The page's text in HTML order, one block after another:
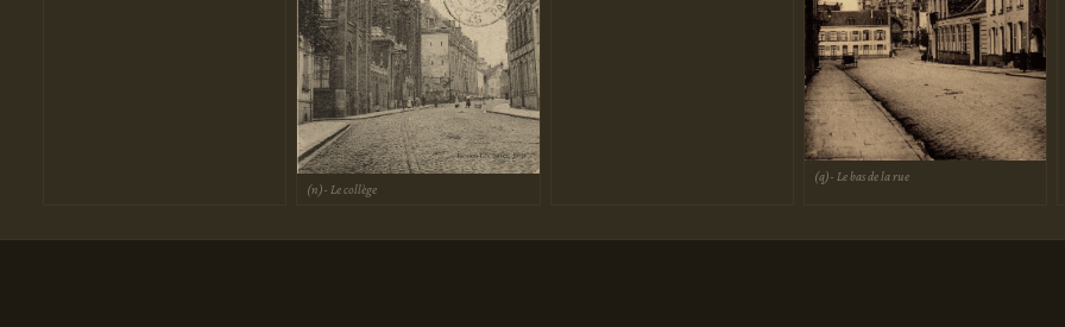
(n)- Le collège
(q)- Le bas de la rue